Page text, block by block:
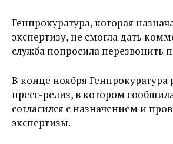
Генпрокуратура, которая
экспертизу, не смогла дать
служба попросила перезвонить
В конце ноября Генпрокуратура
пресс-релиз, в котором
согласился с назначением и
экспертизы.